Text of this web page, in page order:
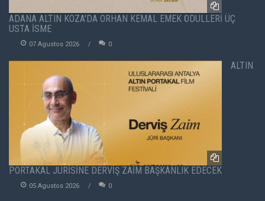
ADANA ALTIN KOZA'DA ORHAN KEMAL EMEK ÖDÜLLERİ ÜÇ
USTA İSME
07 Agustos 2026 0
ALTIN
PORTAKAL JÜRİSİNE DERVİŞ ZAİM BAŞKANLIK EDECEK
05 Agustos 2026 0